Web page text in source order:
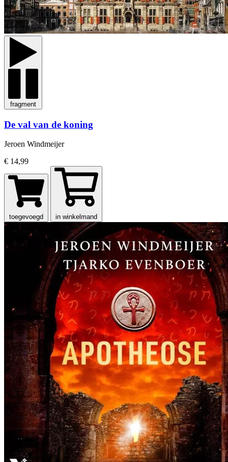
fragment
De val van de koning
Jeroen Windmeijer
€ 14,99
toegevoegd in winkelmand